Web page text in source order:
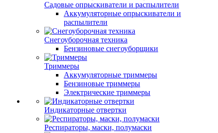
Садовые опрыскиватели и распылители
Аккумуляторные опрыскиватели и
распылители
Снегоуборочная техника
Бензиновые снегоуборщики
Триммеры
Аккумуляторные триммеры
Бензиновые триммеры
Электрические триммеры
Индикаторные отвертки
Респираторы, маски, полумаски